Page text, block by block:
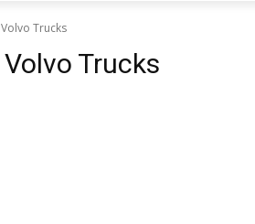
Volvo Trucks
Volvo Trucks